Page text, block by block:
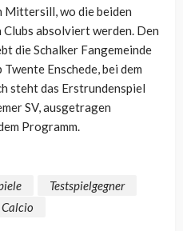
Mittersill, wo die beiden
absolviert werden. Den
die Schalker Fangemeinde
Enschede, bei dem
steht das Erstrundenspiel
SV, ausgetragen
Programm.
Testspielgegner